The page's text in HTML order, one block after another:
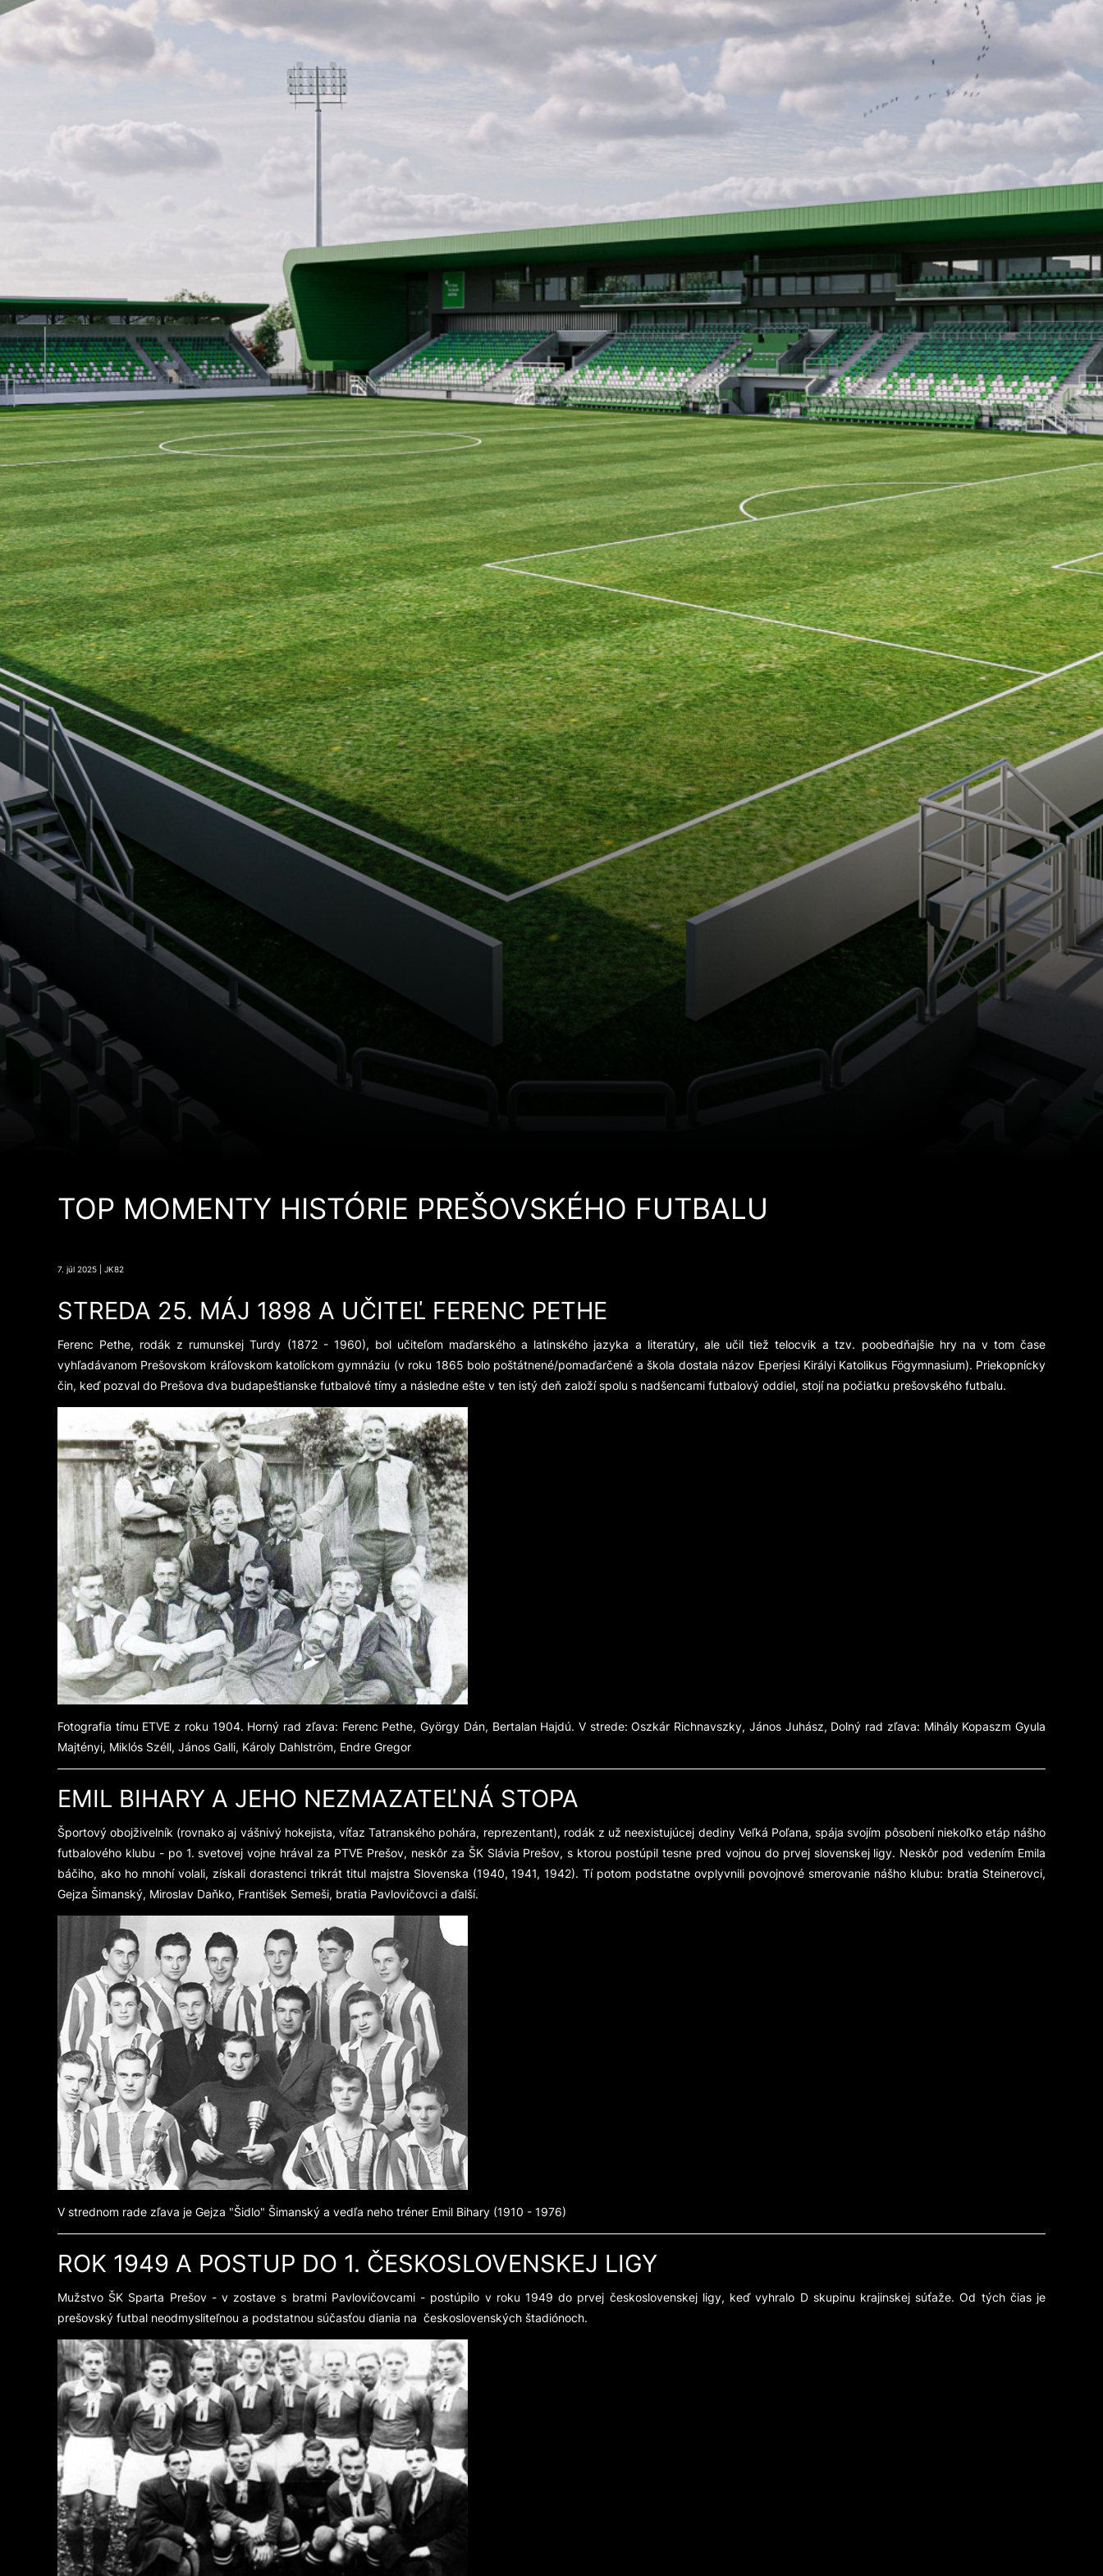
TOP MOMENTY HISTÓRIE PREŠOVSKÉHO FUTBALU
7. júl 2025 | JK82
STREDA 25. MÁJ 1898 A UČITEĽ FERENC PETHE
Ferenc Pethe, rodák z rumunskej Turdy (1872 - 1960), bol učiteľom maďarského a latinského jazyka a literatúry, ale učil tiež telocvik a tzv. poobedňajšie hry na v tom čase
vyhľadávanom Prešovskom kráľovskom katolíckom gymnáziu (v roku 1865 bolo poštátnené/pomaďarčené a škola dostala názov Eperjesi Királyi Katolikus Fögymnasium). Priekopnícky
čin, keď pozval do Prešova dva budapeštianske futbalové tímy a následne ešte v ten istý deň založí spolu s nadšencami futbalový oddiel, stojí na počiatku prešovského futbalu.
Fotografia tímu ETVE z roku 1904. Horný rad zľava: Ferenc Pethe, György Dán, Bertalan Hajdú. V strede: Oszkár Richnavszky, János Juhász, Dolný rad zľava: Mihály Kopaszm Gyula
Majtényi, Miklós Széll, János Galli, Károly Dahlström, Endre Gregor
EMIL BIHARY A JEHO NEZMAZATEĽNÁ STOPA
Športový obojživelník (rovnako aj vášnivý hokejista, víťaz Tatranského pohára, reprezentant), rodák z už neexistujúcej dediny Veľká Poľana, spája svojím pôsobení niekoľko etáp nášho
futbalového klubu - po 1. svetovej vojne hrával za PTVE Prešov, neskôr za ŠK Slávia Prešov, s ktorou postúpil tesne pred vojnou do prvej slovenskej ligy. Neskôr pod vedením Emila
báčiho, ako ho mnohí volali, získali dorastenci trikrát titul majstra Slovenska (1940, 1941, 1942). Tí potom podstatne ovplyvnili povojnové smerovanie nášho klubu: bratia Steinerovci,
Gejza Šimanský, Miroslav Daňko, František Semeši, bratia Pavlovičovci a ďalší.
V strednom rade zľava je Gejza "Šidlo" Šimanský a vedľa neho tréner Emil Bihary (1910 - 1976)
ROK 1949 A POSTUP DO 1. ČESKOSLOVENSKEJ LIGY
Mužstvo ŠK Sparta Prešov - v zostave s bratmi Pavlovičovcami - postúpilo v roku 1949 do prvej československej ligy, keď vyhralo D skupinu krajinskej súťaže. Od tých čias je
prešovský futbal neodmysliteľnou a podstatnou súčasťou diania na československých štadiónoch.